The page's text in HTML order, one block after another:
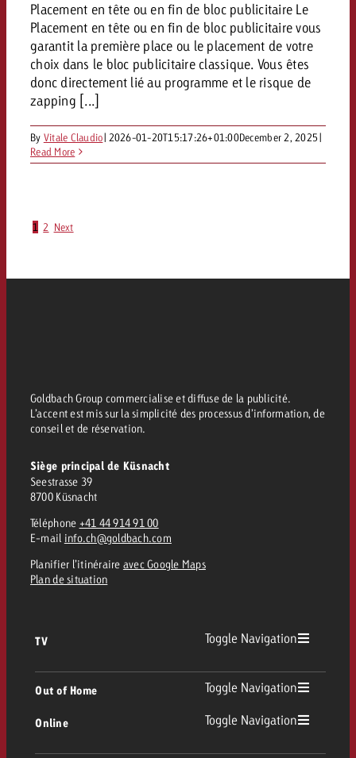
Placement en tête ou en fin de bloc publicitaire Le
Placement en tête ou en fin de bloc publicitaire vous
garantit la première place ou le placement de votre
choix dans le bloc publicitaire classique. Vous êtes
donc directement lié au programme et le risque de
zapping [...]
By Vitale Claudio| 2026-01-20T15:17:26+01:00December 2, 2025|
Read More
1 2 Next
Goldbach Group commercialise et diffuse de la publicité.
L’accent est mis sur la simplicité des processus d’information, de
conseil et de réservation.
Siège principal de Küsnacht
Seestrasse 39
8700 Küsnacht
Téléphone +41 44 914 91 00
E-mail info.ch@goldbach.com
Planifier l’itinéraire avec Google Maps
Plan de situation
TV Toggle Navigation
Out of Home Toggle Navigation
Out of Home
Online Toggle Navigation